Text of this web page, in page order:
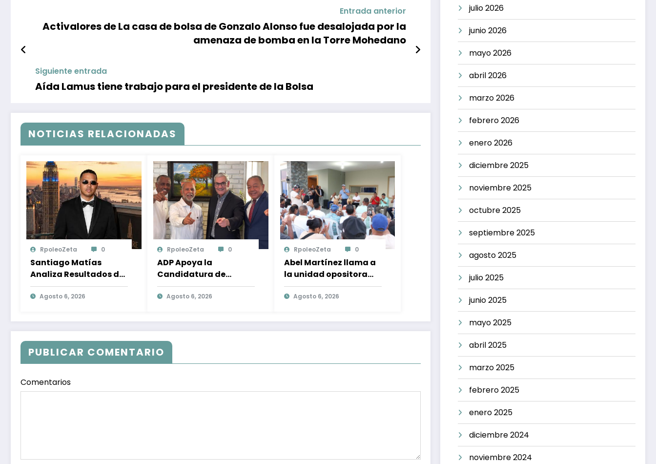
Entrada anterior
Activalores de La casa de bolsa de Gonzalo Alonso fue desalojada por la
amenaza de bomba en la Torre Mohedano
Siguiente entrada
Aída Lamus tiene trabajo para el presidente de la Bolsa
NOTICIAS RELACIONADAS
RpoleoZeta 0
Santiago Matías
Analiza Resultados de
Encuesta
Internacional sobre el
República Dominicana:
Tendencias y
Opiniones de los
Ciudadanos
Agosto 6, 2026
RpoleoZeta 0
ADP Apoya la
Candidatura de
Gonzalo Castillo:
Compromiso con el
la Participación
Política
Agosto 6, 2026
RpoleoZeta 0
Abel Martínez llama a
la unidad opositora
para desplazar al PRM
y recuperar la
Agosto 6, 2026
PUBLICAR COMENTARIO
Comentarios
julio 2026
junio 2026
mayo 2026
abril 2026
marzo 2026
febrero 2026
enero 2026
diciembre 2025
noviembre 2025
octubre 2025
septiembre 2025
agosto 2025
julio 2025
junio 2025
mayo 2025
abril 2025
marzo 2025
febrero 2025
enero 2025
diciembre 2024
noviembre 2024